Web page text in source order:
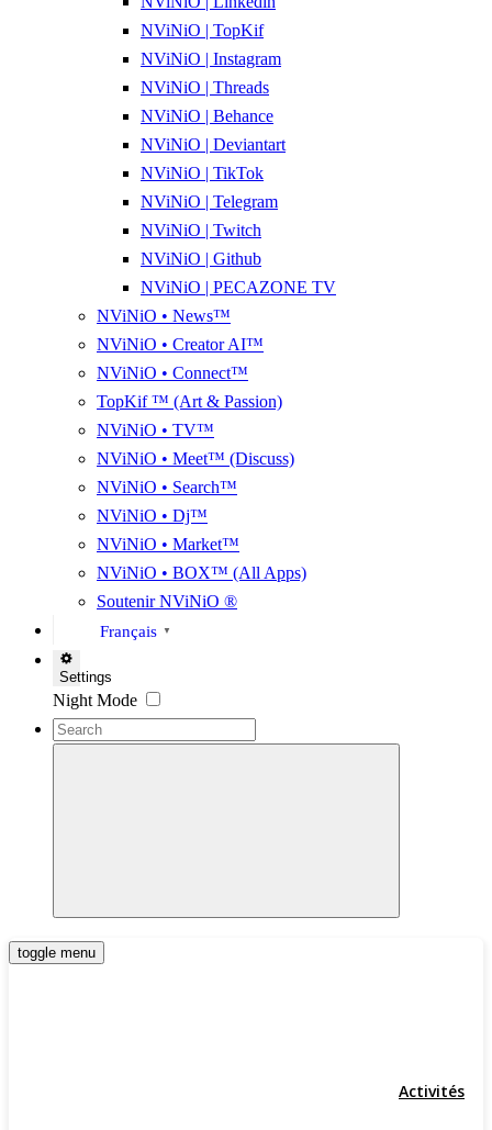
NViNiO | TopKif
NViNiO | Instagram
NViNiO | Threads
NViNiO | Behance
NViNiO | Deviantart
NViNiO | TikTok
NViNiO | Telegram
NViNiO | Twitch
NViNiO | Github
NViNiO | PECAZONE TV
NViNiO • News™
NViNiO • Creator AI™
NViNiO • Connect™
TopKif ™ (Art & Passion)
NViNiO • TV™
NViNiO • Meet™ (Discuss)
NViNiO • Search™
NViNiO • Dj™
NViNiO • Market™
NViNiO • BOX™ (All Apps)
Soutenir NViNiO ®
Français ▼
Settings
Night Mode
toggle menu
Activités